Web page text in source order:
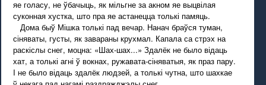
яе голасу, не ўбачыць, як мільгне за акном яе выцвілая
суконная хустка, што пра яе астанецца толькі памяць.
Дома быў Мішка толькі пад вечар. Нанач браўся туман,
сіняваты, густы, як завараны крухмал. Капала са стрэх на
раскіслы снег, моцна: «Шах-шах...» Здалёк не было відаць
хат, а толькі агні ў вокнах, ружавата-сіняватыя, як праз пару.
I не было відаць здалёк людзей, а толькі чутна, што шахкае